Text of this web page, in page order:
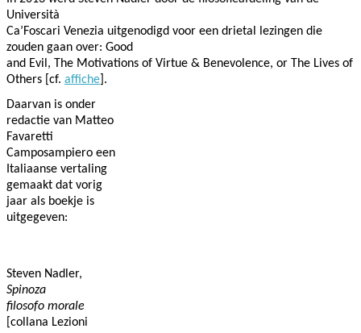
Università
Ca’Foscari Venezia uitgenodigd voor een drietal lezingen die
zouden gaan over: Good
and Evil, The Motivations of Virtue & Benevolence, or The Lives of
Others [cf. affiche ].
Daarvan is onder
redactie van Matteo
Favaretti
Camposampiero een
Italiaanse vertaling
gemaakt dat vorig
jaar als boekje is
uitgegeven:
Steven Nadler,
Spinoza
filosofo morale
[collana Lezioni